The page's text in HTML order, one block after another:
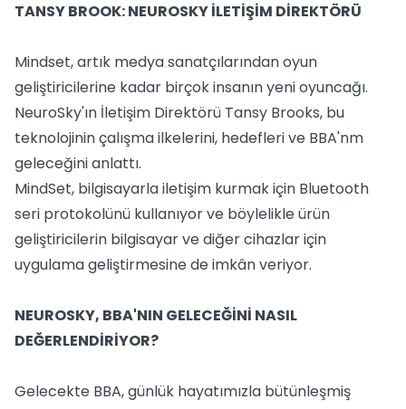
TANSY BROOK: NEUROSKY İLETİŞİM DİREKTÖRÜ
Mindset, artık medya sanatçılarından oyun
geliştiricilerine kadar birçok insanın yeni oyuncağı.
NeuroSky'ın İletişim Direktörü Tansy Brooks, bu
teknolojinin çalışma ilkelerini, hedefleri ve BBA'nm
geleceğini anlattı.
MindSet, bilgisayarla iletişim kurmak için Bluetooth
seri protokolünü kullanıyor ve böylelikle ürün
geliştiricilerin bilgisayar ve diğer cihazlar için
uygulama geliştirmesine de imkân veriyor.
NEUROSKY, BBA'NIN GELECEĞİNİ NASIL
DEĞERLENDİRİYOR?
Gelecekte BBA, günlük hayatımızla bütünleşmiş